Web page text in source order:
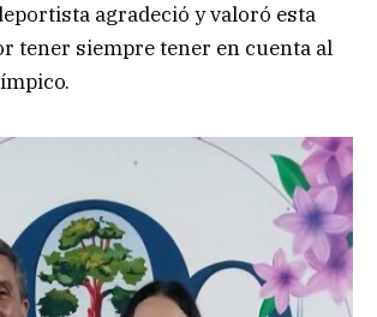
agradeció y valoró esta
tener siempre tener en cuenta al